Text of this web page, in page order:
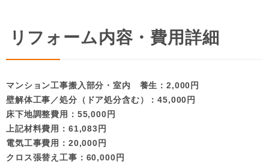
リフォーム内容・費用詳細
マンション工事搬入部分・室内 養生：2,000円
壁解体工事／処分（ドア処分含む）：45,000円
床下地調整費用：55,000円
上記材料費用：61,083円
電気工事費用：20,000円
クロス張替え工事：60,000円